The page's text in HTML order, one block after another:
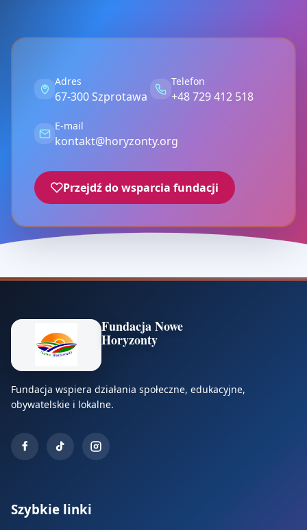
Adres
67-300 Szprotawa
Telefon
+48 729 412 518
E-mail
kontakt@horyzonty.org
Przejdź do wsparcia fundacji
Fundacja Nowe
Horyzonty
Fundacja wspiera działania społeczne, edukacyjne,
obywatelskie i lokalne.
Szybkie linki